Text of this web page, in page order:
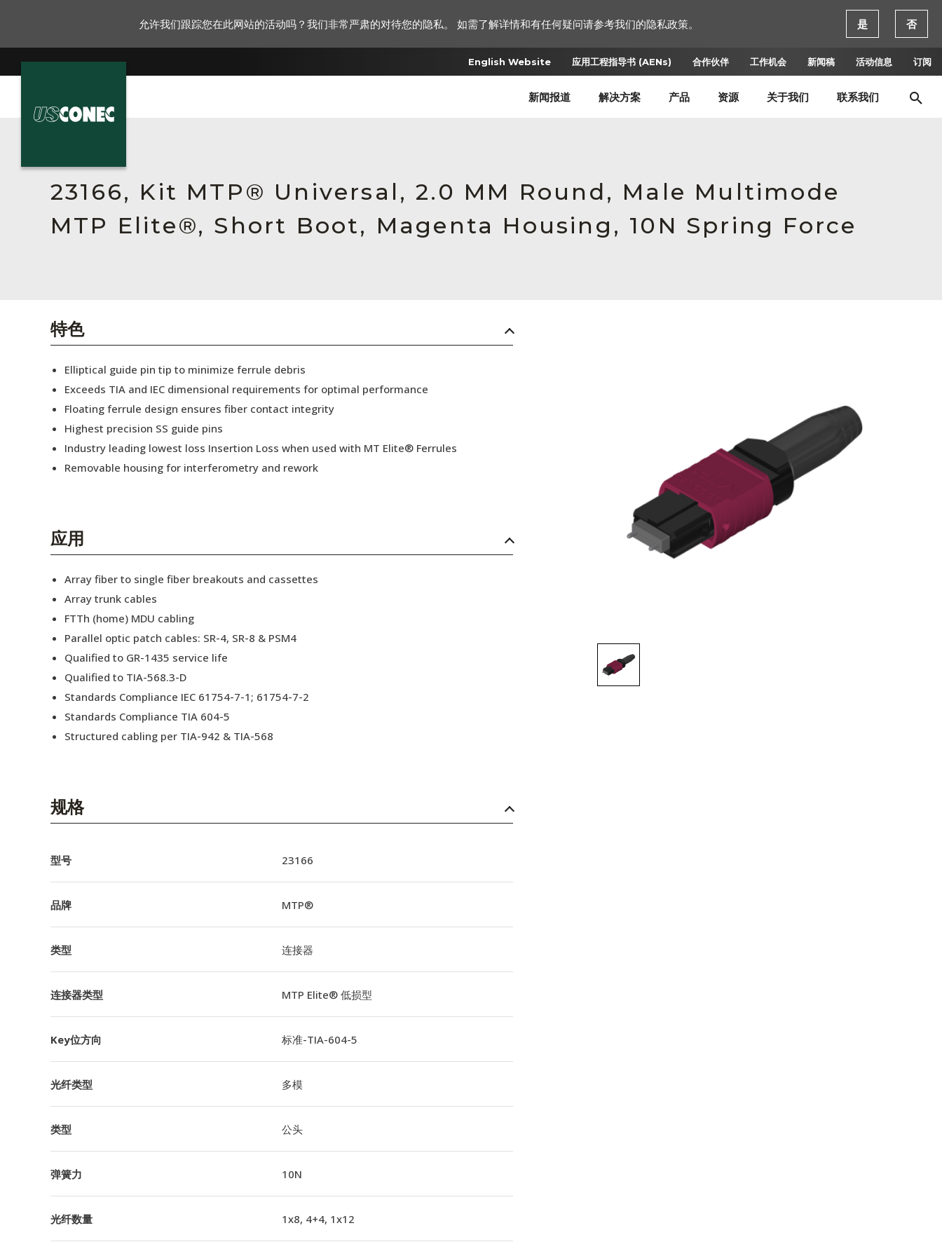
English Website 应用工程指导书 (AENs) 合作伙伴 工作机会 新闻稿 活动信息 订阅
新闻报道 解决方案 产品 资源 关于我们 联系我们
English Website
应用工程指导书 (AENs)
工作机会
活动信息
23166, Kit MTP® Universal, 2.0 MM Round, Male Multimode
MTP Elite®, Short Boot, Magenta Housing, 10N Spring Force
特色
Elliptical guide pin tip to minimize ferrule debris
Exceeds TIA and IEC dimensional requirements for optimal performance
Floating ferrule design ensures fiber contact integrity
Highest precision SS guide pins
Industry leading lowest loss Insertion Loss when used with MT Elite® Ferrules
Removable housing for interferometry and rework
应用
Array fiber to single fiber breakouts and cassettes
Array trunk cables
FTTh (home) MDU cabling
Parallel optic patch cables: SR-4, SR-8 & PSM4
Qualified to GR-1435 service life
Qualified to TIA-568.3-D
Standards Compliance IEC 61754-7-1; 61754-7-2
Standards Compliance TIA 604-5
Structured cabling per TIA-942 & TIA-568
规格
型号 23166
品牌 MTP®
类型 连接器
连接器类型 MTP Elite® 低损型
Key位方向 标准-TIA-604-5
光纤类型 多模
类型 公头
弹簧力 10N
光纤数量 1x8, 4+4, 1x12
允许我们跟踪您在此网站的活动吗？我们非常严肃的对待您的隐私。 如需了解详情和有任何疑问请参考我们的隐私政策。 是 否